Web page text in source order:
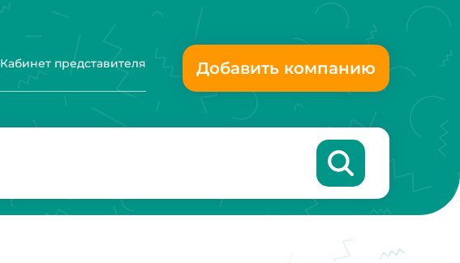
Кабинет представителя Добавить компанию